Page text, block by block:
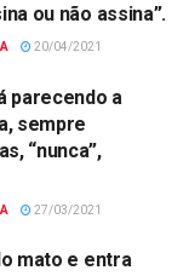
ou não assina”.
20/04/2021
parecendo a
sempre
“nunca”,
27/03/2021
mato e entra